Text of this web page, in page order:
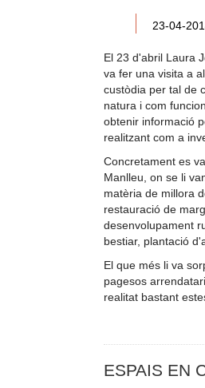
23-04-
El 23 d'abril Laura
va fer una visita a
custòdia per tal de
natura i com
obtenir informació
realitzant com a
Concretament es
Manlleu, on se li
matèria de millora
restauració de
desenvolupament
bestiar, plantació
El que més li va
pagesos
realitat bastant
ESPAIS EN